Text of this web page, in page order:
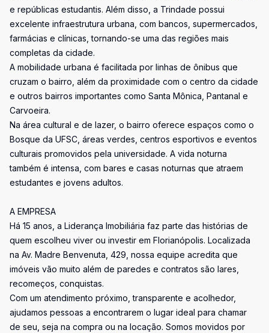
e repúblicas estudantis. Além disso, a Trindade possui
excelente infraestrutura urbana, com bancos, supermercados,
farmácias e clínicas, tornando-se uma das regiões mais
completas da cidade.
A mobilidade urbana é facilitada por linhas de ônibus que
cruzam o bairro, além da proximidade com o centro da cidade
e outros bairros importantes como Santa Mônica, Pantanal e
Carvoeira.
Na área cultural e de lazer, o bairro oferece espaços como o
Bosque da UFSC, áreas verdes, centros esportivos e eventos
culturais promovidos pela universidade. A vida noturna
também é intensa, com bares e casas noturnas que atraem
estudantes e jovens adultos.
A EMPRESA
Há 15 anos, a Liderança Imobiliária faz parte das histórias de
quem escolheu viver ou investir em Florianópolis. Localizada
na Av. Madre Benvenuta, 429, nossa equipe acredita que
imóveis vão muito além de paredes e contratos são lares,
recomeços, conquistas.
Com um atendimento próximo, transparente e acolhedor,
ajudamos pessoas a encontrarem o lugar ideal para chamar
de seu, seja na compra ou na locação. Somos movidos por